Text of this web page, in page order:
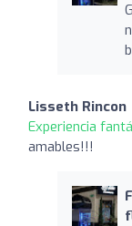
Lisseth Rincon
Experiencia
amables!!!